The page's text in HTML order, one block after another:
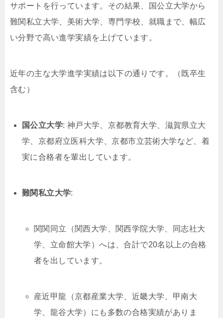
サポートを行っています。その結果、国公立大学から
難関私立大学、美術大学、専門学校、就職まで、幅広
い分野で高い進学実績を上げています。
近年の主な大学進学実績は以下の通りです。（既卒生
含む）
国公立大学: 神戸大学、京都教育大学、滋賀県立大
学、京都府立医科大学、京都市立芸術大学など、着
実に合格者を輩出しています。
難関私立大学:
関関同立（関西大学、関西学院大学、同志社大
学、立命館大学）へは、合計で20名以上の合格
者を出しています。
産近甲龍（京都産業大学、近畿大学、甲南大
学、龍谷大学）にも多数の合格実績がありま